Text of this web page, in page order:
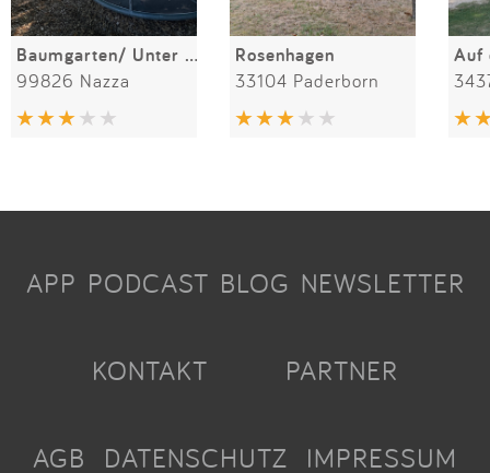
Baumgarten/ Unter den Linden
99826 Nazza
Rosenhagen
33104 Paderborn
Auf
APP PODCAST BLOG NEWSLETTER
KONTAKT PARTNER
AGB DATENSCHUTZ IMPRESSUM